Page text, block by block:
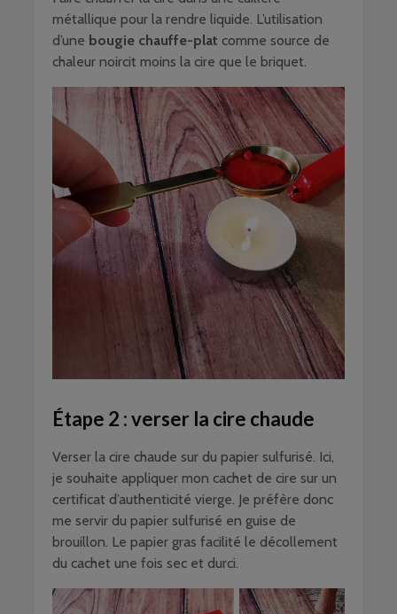
métallique pour la rendre liquide. L’utilisation
d’une bougie chauffe-plat comme source de
chaleur noircit moins la cire que le briquet.
Étape 2 : verser la cire chaude
Verser la cire chaude sur du papier sulfurisé. Ici,
je souhaite appliquer mon cachet de cire sur un
certificat d’authenticité vierge. Je préfère donc
me servir du papier sulfurisé en guise de
brouillon. Le papier gras facilité le décollement
du cachet une fois sec et durci.